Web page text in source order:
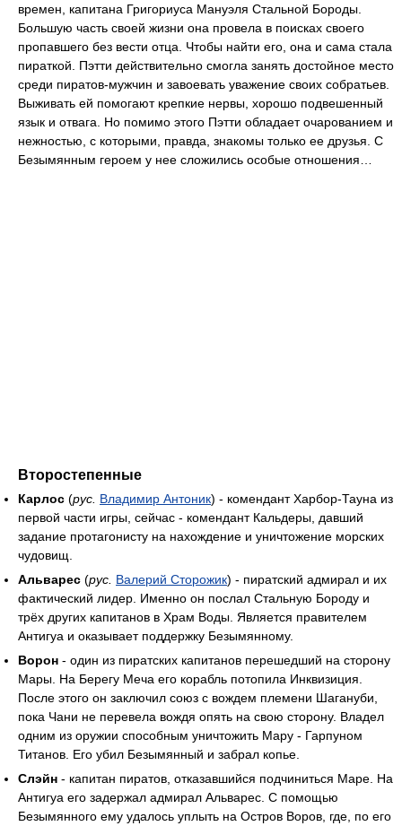
времен, капитана Григориуса Мануэля Стальной Бороды.
Большую часть своей жизни она провела в поисках своего
пропавшего без вести отца. Чтобы найти его, она и сама стала
пираткой. Пэтти действительно смогла занять достойное место
среди пиратов-мужчин и завоевать уважение своих собратьев.
Выживать ей помогают крепкие нервы, хорошо подвешенный
язык и отвага. Но помимо этого Пэтти обладает очарованием и
нежностью, с которыми, правда, знакомы только ее друзья. С
Безымянным героем у нее сложились особые отношения…
Второстепенные
Карлос (рус. Владимир Антоник) - комендант Харбор-Тауна из
первой части игры, сейчас - комендант Кальдеры, давший
задание протагонисту на нахождение и уничтожение морских
чудовищ.
Альварес (рус. Валерий Сторожик) - пиратский адмирал и их
фактический лидер. Именно он послал Стальную Бороду и
трёх других капитанов в Храм Воды. Является правителем
Антигуа и оказывает поддержку Безымянному.
Ворон - один из пиратских капитанов перешедший на сторону
Мары. На Берегу Меча его корабль потопила Инквизиция.
После этого он заключил союз с вождем племени Шагануби,
пока Чани не перевела вождя опять на свою сторону. Владел
одним из оружии способным уничтожить Мару - Гарпуном
Титанов. Его убил Безымянный и забрал копье.
Слэйн - капитан пиратов, отказавшийся подчиниться Маре. На
Антигуа его задержал адмирал Альварес. С помощью
Безымянного ему удалось уплыть на Остров Воров, где, по его